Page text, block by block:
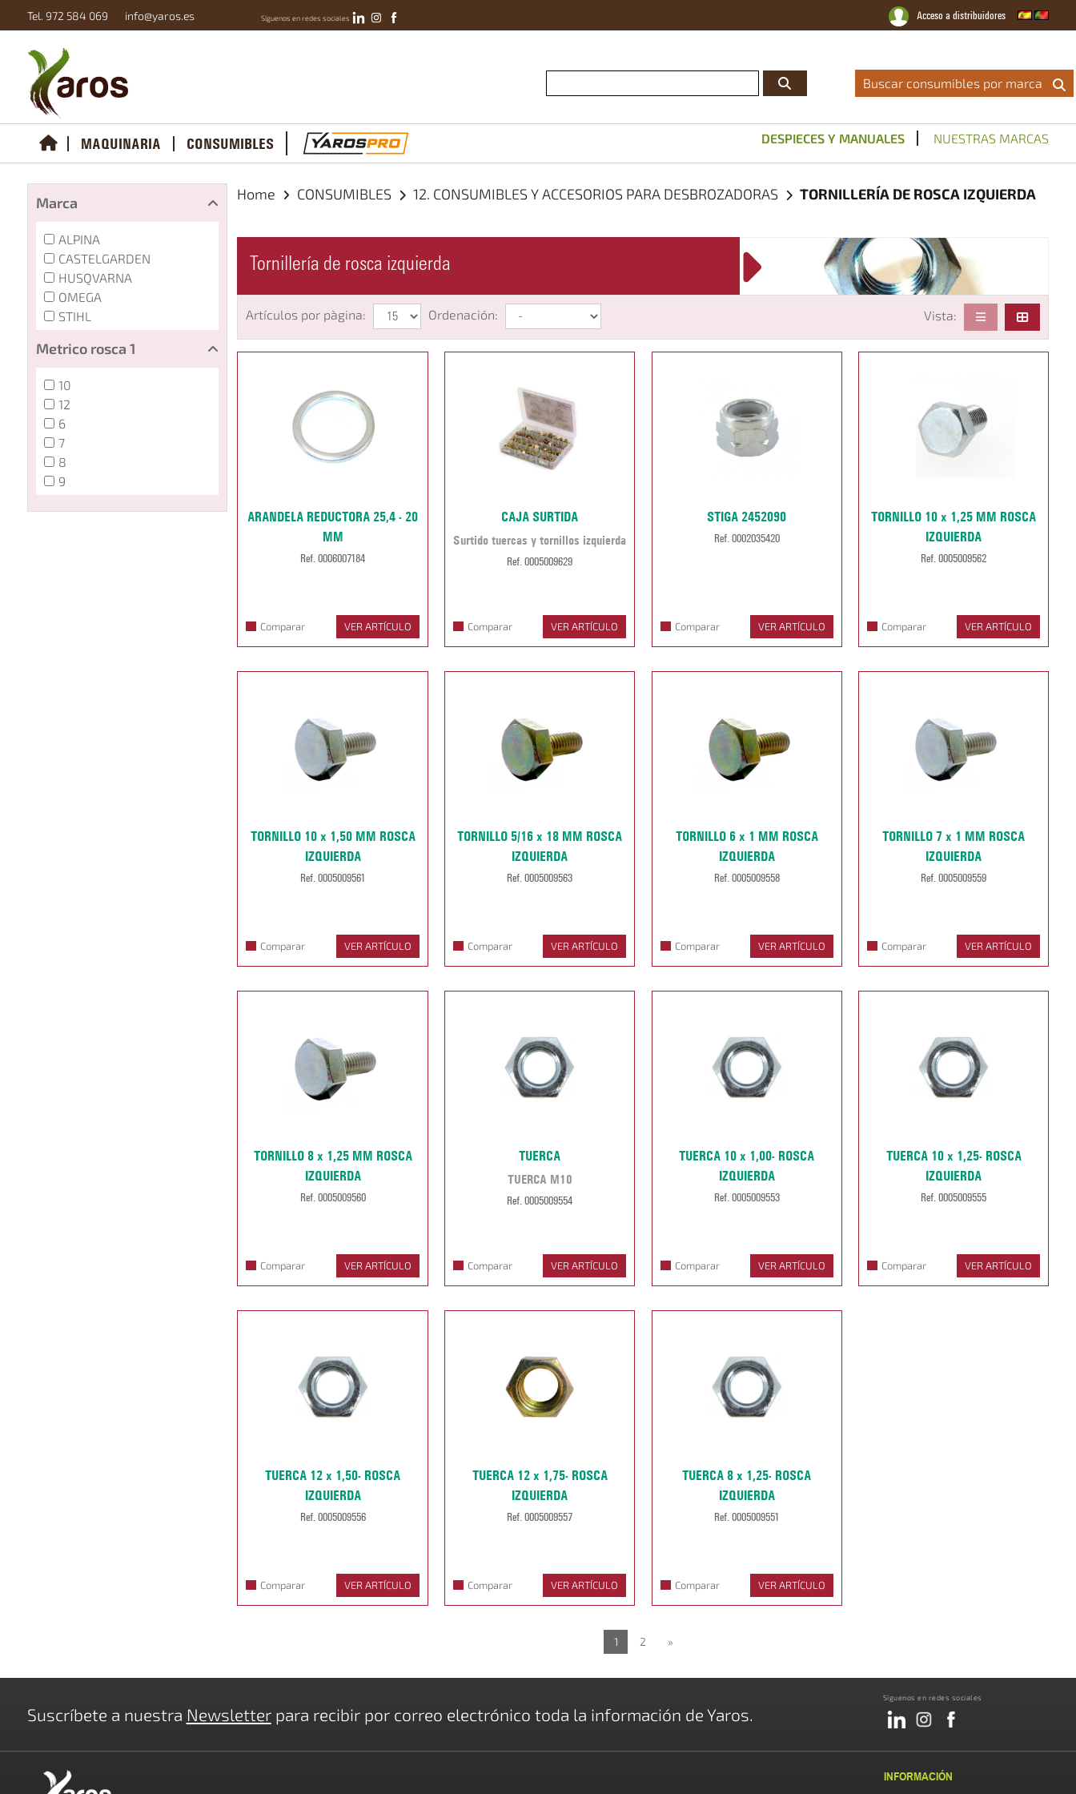
Tel. 972 584 069 info@yaros.es Síguenos en redes sociales Acceso a distribuidores
Conviértete En Distribuidor Oficial|Catálogos|Servicio Técnico|Noticias|Contacto
Buscar consumibles por marca
MAQUINARIA CONSUMIBLES DESPIECES Y MANUALES NUESTRAS MARCAS
Marca
ALPINA
CASTELGARDEN
HUSQVARNA
OMEGA
STIHL
Metrico rosca 1
10
12
6
7
8
9
Home CONSUMIBLES 12. CONSUMIBLES Y ACCESORIOS PARA DESBROZADORAS TORNILLERÍA DE ROSCA IZQUIERDA
Tornillería de rosca izquierda
Artículos por pàgina: Ordenación: Vista:
ARANDELA REDUCTORA 25,4 - 20
MM
Ref. 0006007184
Comparar VER ARTÍCULO
CAJA SURTIDA
Surtido tuercas y tornillos izquierda
Ref. 0005009629
Comparar VER ARTÍCULO
STIGA 2452090
Ref. 0002035420
Comparar VER ARTÍCULO
TORNILLO 10 x 1,25 MM ROSCA
IZQUIERDA
Ref. 0005009562
Comparar VER ARTÍCULO
TORNILLO 10 x 1,50 MM ROSCA
IZQUIERDA
Ref. 0005009561
Comparar VER ARTÍCULO
TORNILLO 5/16 x 18 MM ROSCA
IZQUIERDA
Ref. 0005009563
Comparar VER ARTÍCULO
TORNILLO 6 x 1 MM ROSCA
IZQUIERDA
Ref. 0005009558
Comparar VER ARTÍCULO
TORNILLO 7 x 1 MM ROSCA
IZQUIERDA
Ref. 0005009559
Comparar VER ARTÍCULO
TORNILLO 8 x 1,25 MM ROSCA
IZQUIERDA
Ref. 0005009560
Comparar VER ARTÍCULO
TUERCA
TUERCA M10
Ref. 0005009554
Comparar VER ARTÍCULO
TUERCA 10 x 1,00- ROSCA
IZQUIERDA
Ref. 0005009553
Comparar VER ARTÍCULO
TUERCA 10 x 1,25- ROSCA
IZQUIERDA
Ref. 0005009555
Comparar VER ARTÍCULO
TUERCA 12 x 1,50- ROSCA
IZQUIERDA
Ref. 0005009556
Comparar VER ARTÍCULO
TUERCA 12 x 1,75- ROSCA
IZQUIERDA
Ref. 0005009557
Comparar VER ARTÍCULO
TUERCA 8 x 1,25- ROSCA
IZQUIERDA
Ref. 0005009551
Comparar VER ARTÍCULO
1 2 »
Suscríbete a nuestra Newsletterpara recibir por correo electrónico toda la información de Yaros.
Síguenos en redes sociales
INFORMACIÓN